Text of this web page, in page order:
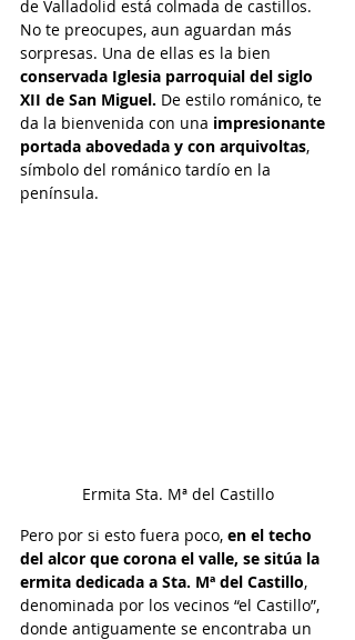
de Valladolid está colmada de castillos.
No te preocupes, aun aguardan más
sorpresas. Una de ellas es la bien
conservada Iglesia parroquial del siglo
XII de San Miguel. De estilo románico, te
da la bienvenida con una impresionante
portada abovedada y con arquivoltas,
símbolo del románico tardío en la
península.
Ermita Sta. Mª del Castillo
Pero por si esto fuera poco, en el techo
del alcor que corona el valle, se sitúa la
ermita dedicada a Sta. Mª del Castillo,
denominada por los vecinos “el Castillo”,
donde antiguamente se encontraba un